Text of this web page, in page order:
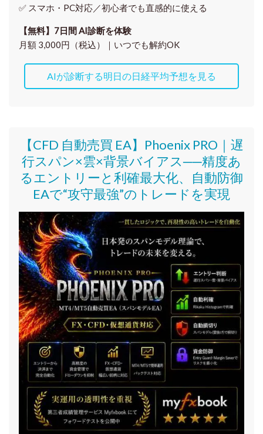
✅ スマホ・PC対応／初心者でも直感的に使える
【無料】7日間 AI診断を体験
月額 3,000円（税込）｜いつでも解約OK
AIが診断する明日の日経平均予想を見る
【CFD 自動売買 EA】Phoenix PRO｜遅
行スパン×雲×背景バイアス──精度あ
るエントリーと利確最大化、自動防御
EAで“攻守最強”のトレードを実現